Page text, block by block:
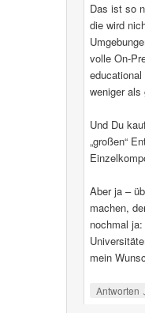
Das ist so
die wird
volle On-
weniger als
Und Du
„großen“
Aber ja –
machen,
nochmal
mein
Antworten